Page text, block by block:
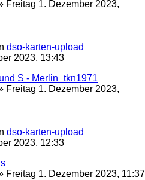
Freitag 1. Dezember 2023,
dso-karten-upload
2023, 13:43
S - Merlin_tkn1971
Freitag 1. Dezember 2023,
dso-karten-upload
2023, 12:33
Freitag 1. Dezember 2023, 11:37